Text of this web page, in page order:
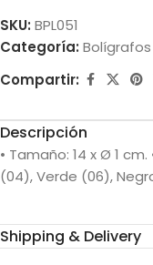
SKU: BPL051
Categoría:
Compartir:
Descripción
• Tamaño: 14 x Ø 1
(04), Verde (06),
Shipping & Delivery